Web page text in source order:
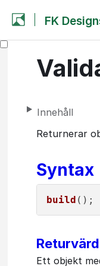
FK
Innehåll
Returnerar
Syntax
build
Ett objekt